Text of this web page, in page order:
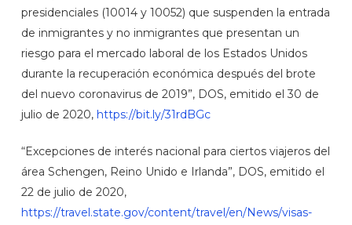
presidenciales (10014 y 10052) que suspenden la entrada
de inmigrantes y no inmigrantes que presentan un
riesgo para el mercado laboral de los Estados Unidos
durante la recuperación económica después del brote
del nuevo coronavirus de 2019”, DOS, emitido el 30 de
julio de 2020, https://bit.ly/31rdBGc
“Excepciones de interés nacional para ciertos viajeros del
área Schengen, Reino Unido e Irlanda”, DOS, emitido el
22 de julio de 2020,
https://travel.state.gov/content/travel/en/News/visas-